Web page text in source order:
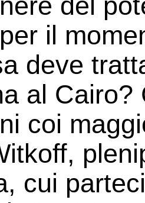
il
deve
al
coi
cui